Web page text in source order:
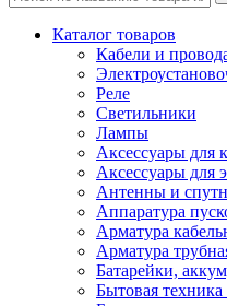
Каталог товаров
Кабели и
Реле
Светильники
Лампы
Аксессуары для
Аксессуары для
Антенны и
Аппаратура
Арматура
Арматура
Батарейки,
Бытовая техника